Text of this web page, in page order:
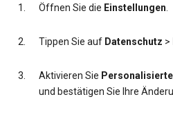
Öffnen Sie die Einstellungen.
Tippen Sie auf Datenschutz >
Aktivieren Sie
und bestätigen Sie Ihre